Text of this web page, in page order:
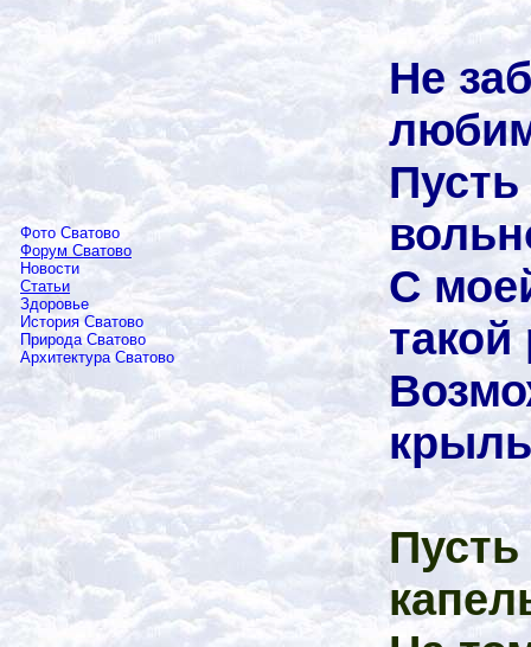
Фото Сватово
Форум Сватово
Новости
Статьи
Здоровье
История Сватово
Природа Сватово
Архитектура Сватово
Не
С